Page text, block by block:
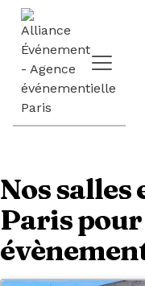
Nos salles
Paris